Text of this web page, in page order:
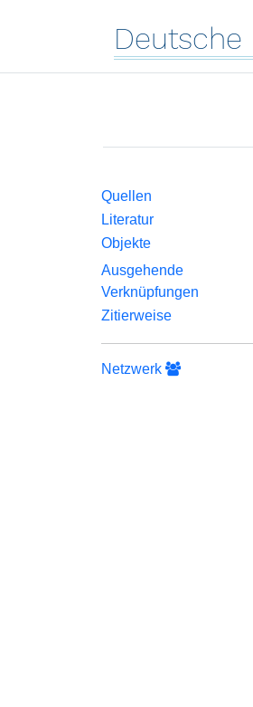
Deutsche
Quellen
Literatur
Objekte
Ausgehende
Verknüpfungen
Zitierweise
Netzwerk